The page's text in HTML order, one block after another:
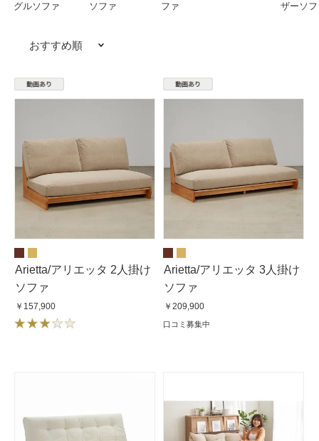
グルソファ
ソファ
ファ
ザーソ
おすすめ順
Arietta/アリエッタ 2人掛け
ソファ
￥157,900
Arietta/アリエッタ 3人掛け
ソファ
￥209,900
口コミ募集中